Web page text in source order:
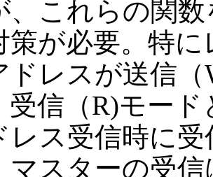
、これらの関
策が必要。特に
ドレスが送信
受信（R)モー
レス受信時に
マスターの受信